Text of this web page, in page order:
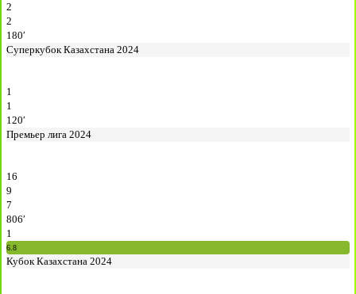
2
2
180′
Суперкубок Казахстана 2024
1
1
120′
Премьер лига 2024
16
9
7
806′
1
6.8
Кубок Казахстана 2024